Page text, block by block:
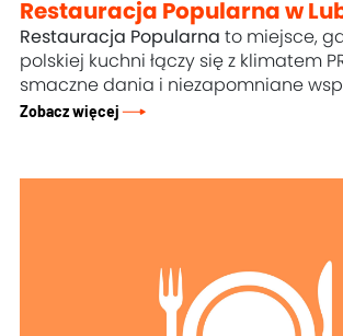
Restauracja Popularna w
Restauracja Popularna to miejsce,
polskiej kuchni łączy się z klimatem
smaczne dania i niezapomniane
Zobacz więcej